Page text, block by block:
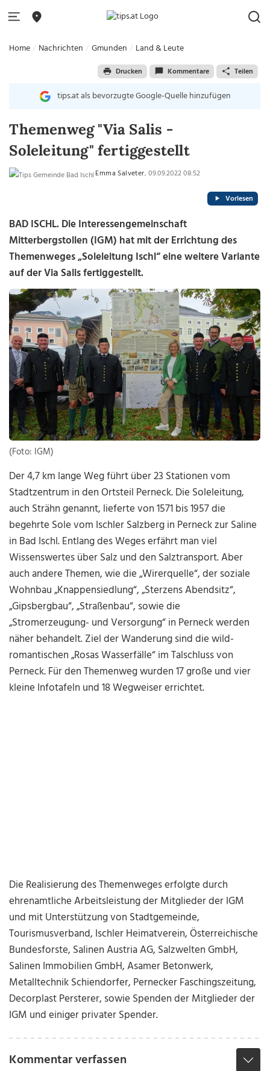
Home Nachrichten Gmunden Land & Leute
Drucken Kommentare Teilen
tips.at als bevorzugte Google-Quelle hinzufügen
Themenweg "Via Salis -
Soleleitung" fertiggestellt
Emma Salveter, 09.09.2022 08:52
Vorlesen
BAD ISCHL. Die Interessengemeinschaft
Mitterbergstollen (IGM) hat mit der Errichtung des
Themenweges „Soleleitung Ischl“ eine weitere Variante
auf der Via Salis fertiggestellt.
(Foto: IGM)
Der 4,7 km lange Weg führt über 23 Stationen vom
Stadtzentrum in den Ortsteil Perneck. Die Soleleitung,
auch Strähn genannt, lieferte von 1571 bis 1957 die
begehrte Sole vom Ischler Salzberg in Perneck zur Saline
in Bad Ischl. Entlang des Weges erfährt man viel
Wissenswertes über Salz und den Salztransport. Aber
auch andere Themen, wie die „Wirerquelle“, der soziale
Wohnbau „Knappensiedlung“, „Sterzens Abendsitz“,
„Gipsbergbau“, „Straßenbau“, sowie die
„Stromerzeugung- und Versorgung“ in Perneck werden
näher behandelt. Ziel der Wanderung sind die wild-
romantischen „Rosas Wasserfälle“ im Talschluss von
Perneck. Für den Themenweg wurden 17 große und vier
kleine Infotafeln und 18 Wegweiser errichtet.
Die Realisierung des Themenweges erfolgte durch
ehrenamtliche Arbeitsleistung der Mitglieder der IGM
und mit Unterstützung von Stadtgemeinde,
Tourismusverband, Ischler Heimatverein, Österreichische
Bundesforste, Salinen Austria AG, Salzwelten GmbH,
Salinen Immobilien GmbH, Asamer Betonwerk,
Metalltechnik Schiendorfer, Pernecker Faschingszeitung,
Decorplast Persterer, sowie Spenden der Mitglieder der
IGM und einiger privater Spender.
Kommentar verfassen